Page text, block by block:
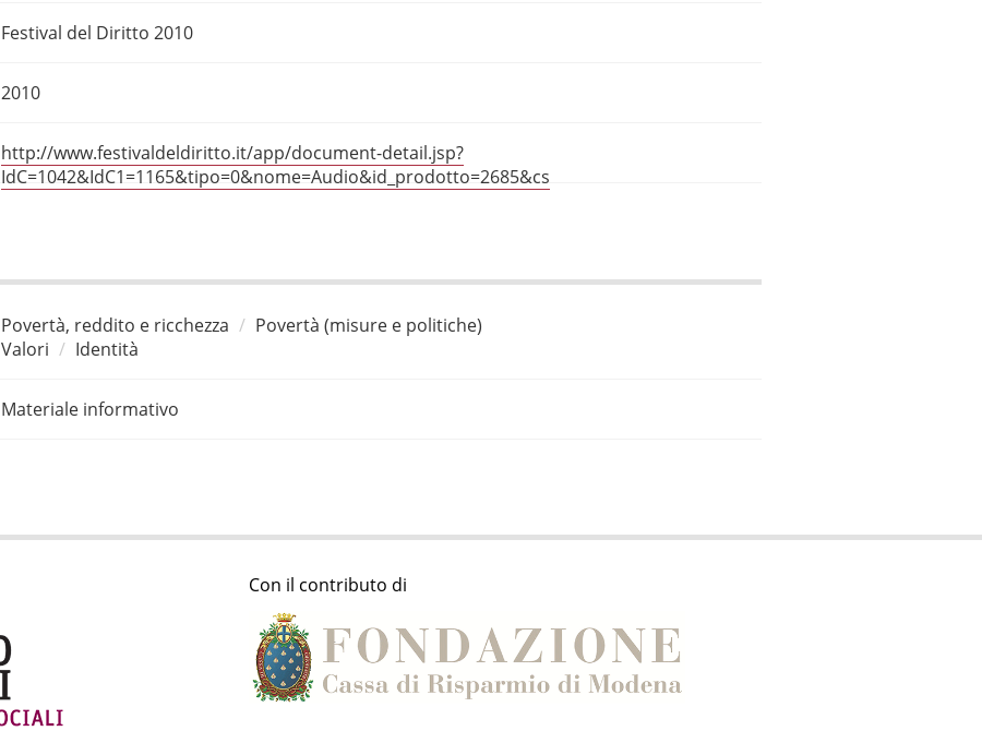
Festival del Diritto 2010
2010
http://www.festivaldeldiritto.it/app/document-detail.jsp?
IdC=1042&IdC1=1165&tipo=0&nome=Audio&id_prodotto=2685&cs
Povertà, reddito e ricchezza
Povertà (misure e politiche)
Valori
Identità
Materiale informativo
Con il contributo di